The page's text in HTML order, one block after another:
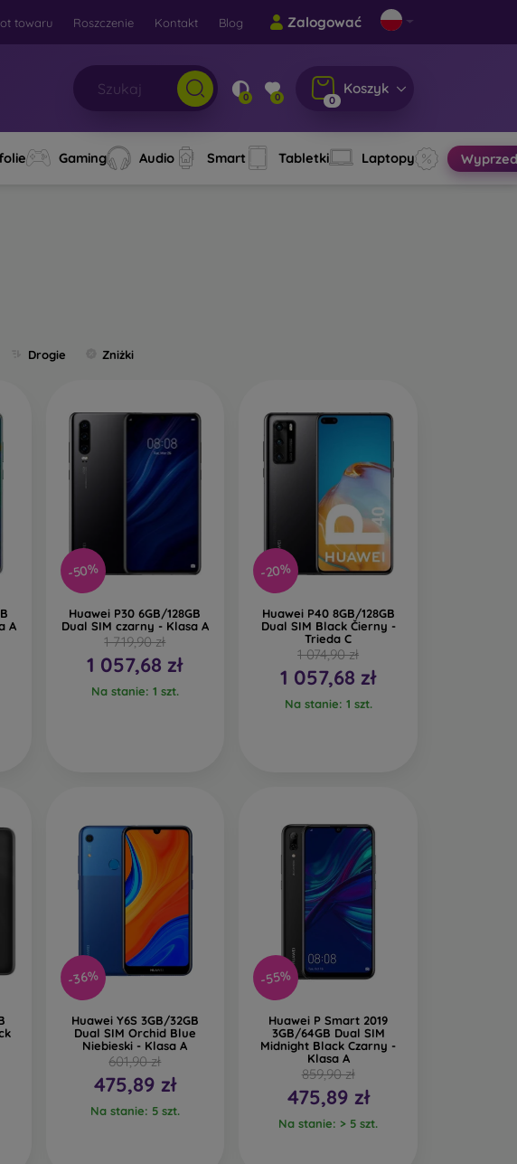
towaru Roszczenie Kontakt Blog Zalogować
0 0 0
Koszyk
Gaming Audio Smart Tabletki Laptopy
Drogie Zniżki
A
-50%
Huawei P30 6GB/128GB
Dual SIM czarny - Klasa A
1 719,90 zł
1 057,68 zł
Na stanie: 1 szt.
-20%
Huawei P40 8GB/128GB
Dual SIM Black Čierny -
Trieda C
1 074,90 zł
1 057,68 zł
Na stanie: 1 szt.
-36%
Huawei Y6S 3GB/32GB
Dual SIM Orchid Blue
Niebieski - Klasa A
601,90 zł
475,89 zł
Na stanie: 5 szt.
-55%
Huawei P Smart 2019
3GB/64GB Dual SIM
Midnight Black Czarny -
Klasa A
859,90 zł
475,89 zł
Na stanie: > 5 szt.